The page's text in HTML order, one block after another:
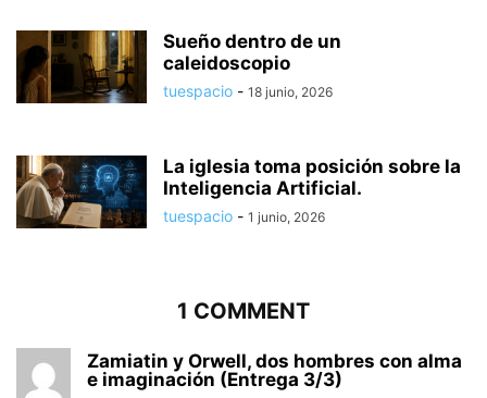
Sueño dentro de un
caleidoscopio
tuespacio - 18 junio, 2026
La iglesia toma posición sobre la
Inteligencia Artificial.
tuespacio - 1 junio, 2026
1 COMMENT
Zamiatin y Orwell, dos hombres con alma
e imaginación (Entrega 3/3)